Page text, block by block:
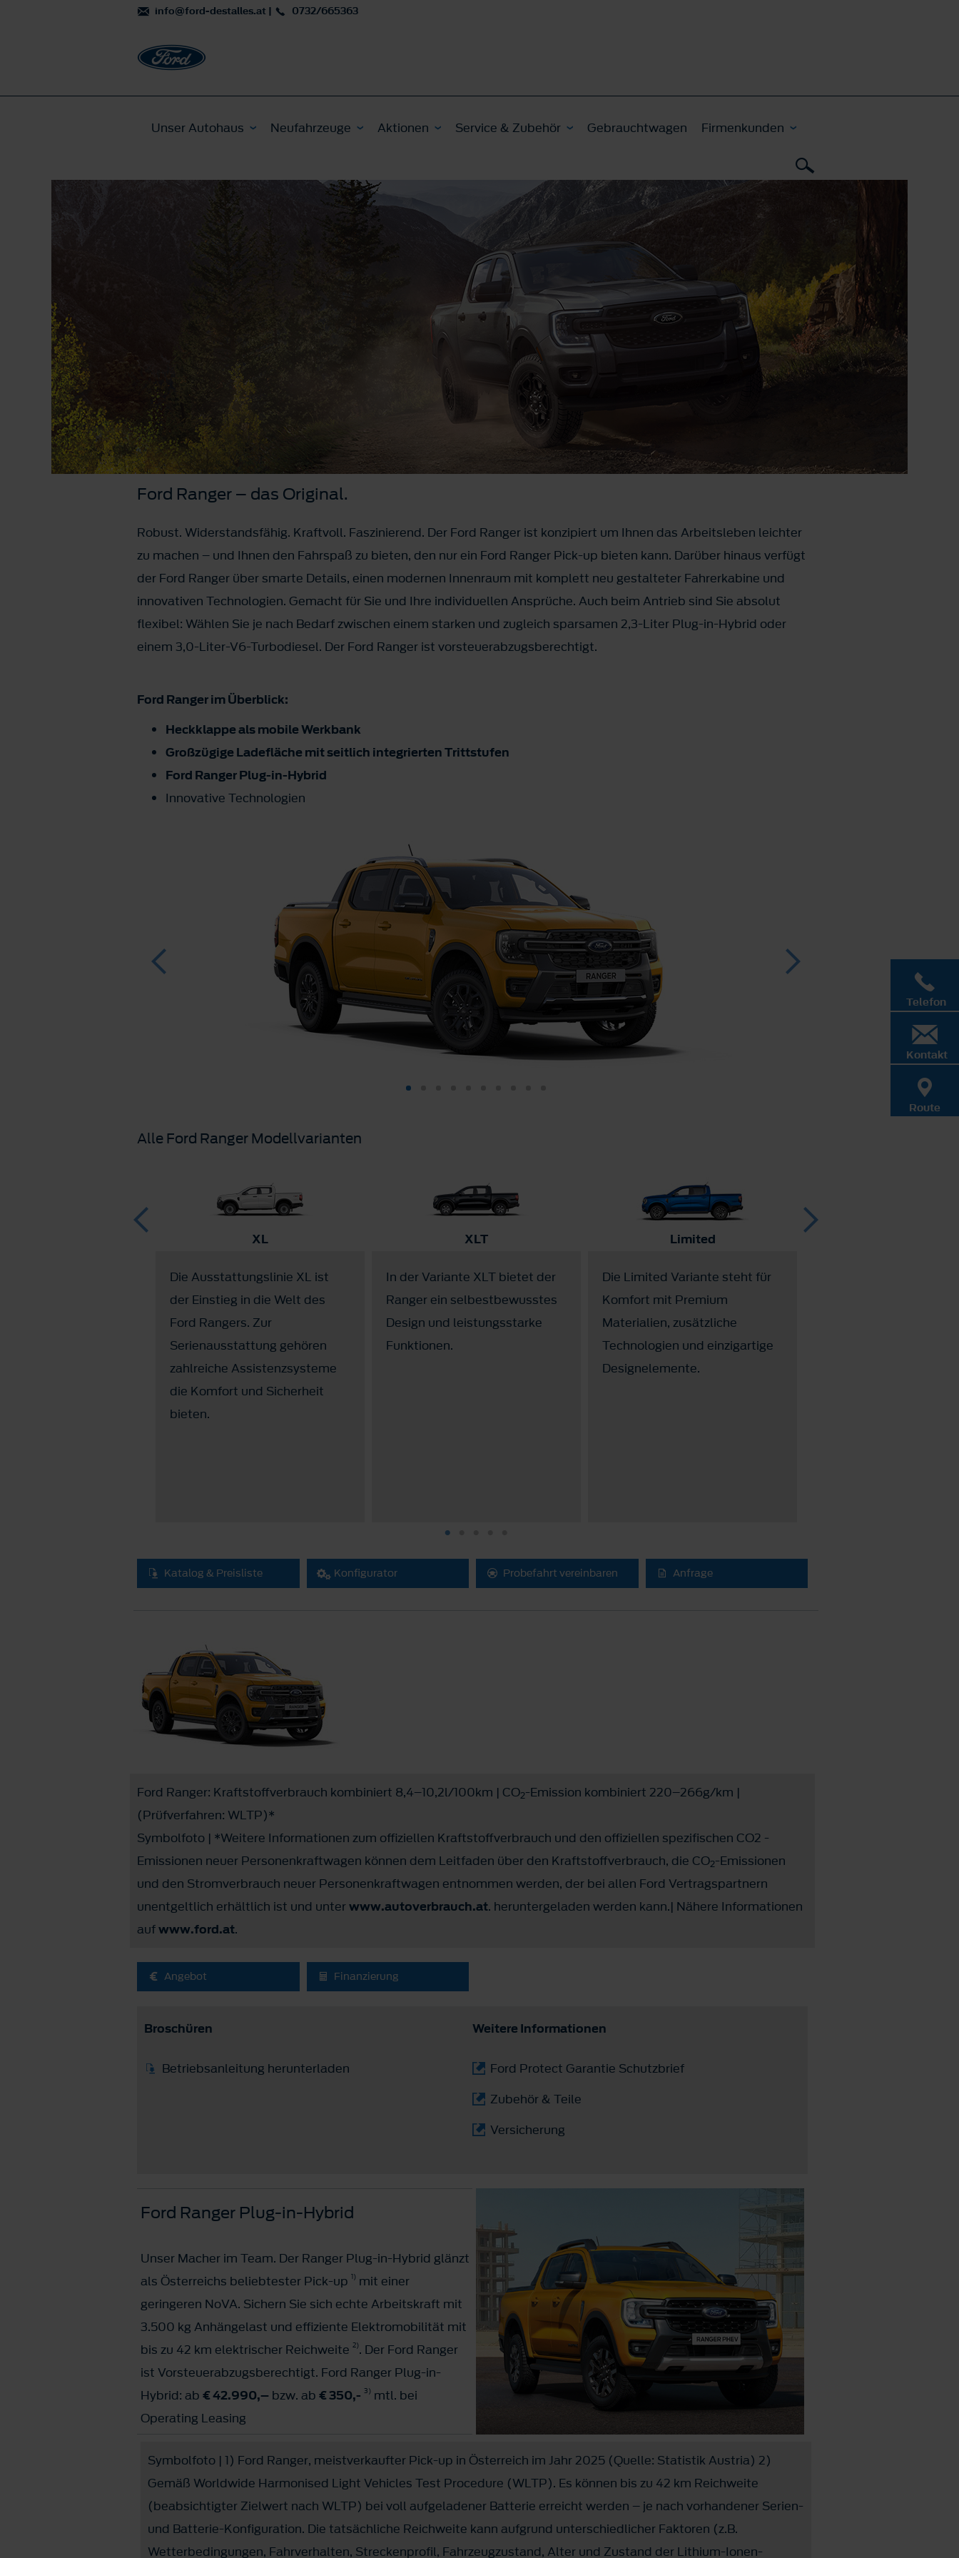
info@ford-destalles.at | 0732/665363
Unser Autohaus Neufahrzeuge Aktionen Service & Zubehör Gebrauchtwagen Firmenkunden
Ford Ranger – das Original.
Robust. Widerstandsfähig. Kraftvoll. Faszinierend. Der Ford Ranger ist konzipiert um Ihnen das Arbeitsleben leichter
zu machen – und Ihnen den Fahrspaß zu bieten, den nur ein Ford Ranger Pick-up bieten kann. Darüber hinaus verfügt
der Ford Ranger über smarte Details, einen modernen Innenraum mit komplett neu gestalteter Fahrerkabine und
innovativen Technologien. Gemacht für Sie und Ihre individuellen Ansprüche. Auch beim Antrieb sind Sie absolut
flexibel: Wählen Sie je nach Bedarf zwischen einem starken und zugleich sparsamen 2,3-Liter Plug-in-Hybrid oder
einem 3,0-Liter-V6-Turbodiesel. Der Ford Ranger ist vorsteuerabzugsberechtigt.
Ford Ranger im Überblick:
Heckklappe als mobile Werkbank
Großzügige Ladefläche mit seitlich integrierten Trittstufen
Ford Ranger Plug-in-Hybrid
Innovative Technologien
Alle Ford Ranger Modellvarianten
XL
Die Ausstattungslinie XL ist
der Einstieg in die Welt des
Ford Rangers. Zur
Serienausstattung gehören
zahlreiche Assistenzsysteme
die Komfort und Sicherheit
bieten.
XLT
In der Variante XLT bietet der
Ranger ein selbestbewusstes
Design und leistungsstarke
Funktionen.
Limited
Die Limited Variante steht für
Komfort mit Premium
Materialien, zusätzliche
Technologien und einzigartige
Designelemente.
Katalog & Preisliste Konfigurator Probefahrt vereinbaren Anfrage
Ford Ranger: Kraftstoffverbrauch kombiniert 8,4–10,2l/100km | CO2-Emission kombiniert 220–266g/km |
(Prüfverfahren: WLTP)*
Symbolfoto | *Weitere Informationen zum offiziellen Kraftstoffverbrauch und den offiziellen spezifischen CO2 -
Emissionen neuer Personenkraftwagen können dem Leitfaden über den Kraftstoffverbrauch, die CO2-Emissionen
und den Stromverbrauch neuer Personenkraftwagen entnommen werden, der bei allen Ford Vertragspartnern
unentgeltlich erhältlich ist und unterwww.autoverbrauch.at. heruntergeladen werden kann.| Nähere Informationen
aufwww.ford.at.
Angebot Finanzierung
Broschüren
Betriebsanleitung herunterladen
Weitere Informationen
Ford Protect Garantie Schutzbrief
Zubehör & Teile
Versicherung
Ford Ranger Plug-in-Hybrid
Unser Macher im Team. Der Ranger Plug-in-Hybrid glänzt
als Österreichs beliebtester Pick-up 1) mit einer
geringeren NoVA. Sichern Sie sich echte Arbeitskraft mit
3.500 kg Anhängelast und effiziente Elektromobilität mit
bis zu 42 km elektrischer Reichweite 2). Der Ford Ranger
ist Vorsteuerabzugsberechtigt. Ford Ranger Plug-in-
Hybrid: ab € 42.990,– bzw. ab € 350,- 3) mtl. bei
Operating Leasing
Symbolfoto | 1) Ford Ranger, meistverkaufter Pick-up in Österreich im Jahr 2025 (Quelle: Statistik Austria) 2)
Gemäß Worldwide Harmonised Light Vehicles Test Procedure (WLTP). Es können bis zu 42 km Reichweite
(beabsichtigter Zielwert nach WLTP) bei voll aufgeladener Batterie erreicht werden – je nach vorhandener Serien-
und Batterie-Konfiguration. Die tatsächliche Reichweite kann aufgrund unterschiedlicher Faktoren (z.B.
Wetterbedingungen, Fahrverhalten, Streckenprofil, Fahrzeugzustand, Alter und Zustand der Lithium-Ionen-
Telefon
Kontakt
Route